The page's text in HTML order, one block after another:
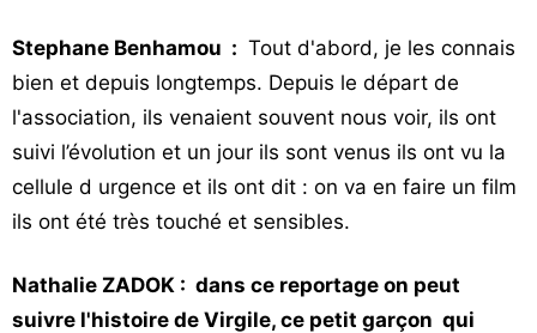
Stephane Benhamou : Tout d'abord, je les connais
bien et depuis longtemps. Depuis le départ de
l'association, ils venaient souvent nous voir, ils ont
suivi l’évolution et un jour ils sont venus ils ont vu la
cellule d urgence et ils ont dit : on va en faire un film
ils ont été très touché et sensibles.
Nathalie ZADOK : dans ce reportage on peut
suivre l'histoire de Virgile, ce petit garçon qui